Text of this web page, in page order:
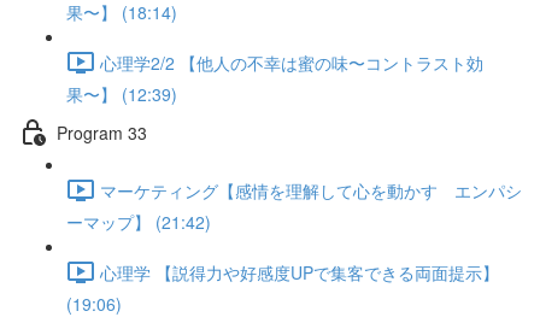
果〜】 (18:14)
心理学2/2 【他人の不幸は蜜の味〜コントラスト効
果〜】 (12:39)
Program 33
マーケティング【感情を理解して心を動かす エンパシ
ーマップ】 (21:42)
心理学 【説得力や好感度UPで集客できる両面提示】
(19:06)